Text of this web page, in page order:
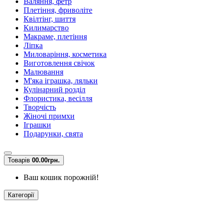
Плетіння, фриволіте
Квілтінг, шиття
Килимарство
Макраме, плетіння
Ліпка
Миловаріння, косметика
Виготовлення свічок
Малювання
М'яка іграшка, ляльки
Кулінарний розділ
Флористика, весілля
Творчість
Жіночі примхи
Іграшки
Подарунки, свята
Товарів 00.00грн.
Ваш кошик порожній!
Категорії